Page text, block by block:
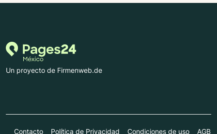
Un proyecto de Firmenweb.de
Contacto Política de Privacidad Condiciones de uso AGB